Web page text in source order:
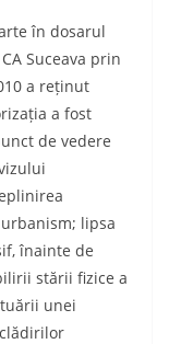
în dosarul
Suceava prin
a reținut
a fost
de vedere
lipsa
înainte de
stării fizice a
unei